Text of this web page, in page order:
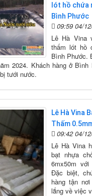
lót hồ
Bình Phước
09:59 04/
Lê Hà Vina
thấm lót hồ
Bình Phước.
2024. Khách hàng ở
tưới nước.
Lê Hà Vina
Thấm
09:42 04/
Lê Hà Vina
bạt nhựa
6mx50m
Đặc biệt,
hàng tận
lắng về việc